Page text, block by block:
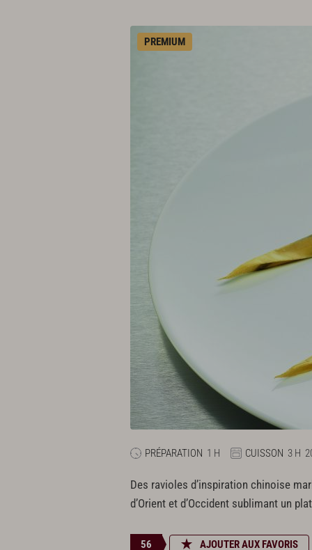
PREMIUM
PRÉPARATION 1 H CUISSON 3 H
Des ravioles d’inspiration chinoise
d’Orient et d’Occident sublimant un
56 AJOUTER AUX FAVORIS